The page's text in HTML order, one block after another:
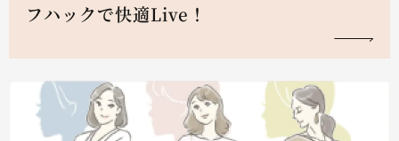
フハックで快適Live！